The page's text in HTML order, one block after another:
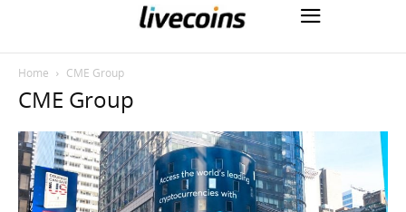
Home CME Group
CME Group